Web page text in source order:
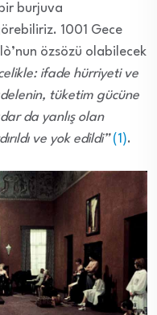
burjuva
1001 Gece
özsözü olabilecek
ifade hürriyeti ve
tüketim gücüne
da yanlış olan
ve yok edildi” (1).